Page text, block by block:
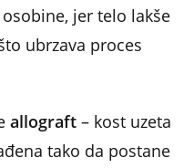
jer telo lakše
ubrzava proces
allograft – kost uzeta
tako da postane